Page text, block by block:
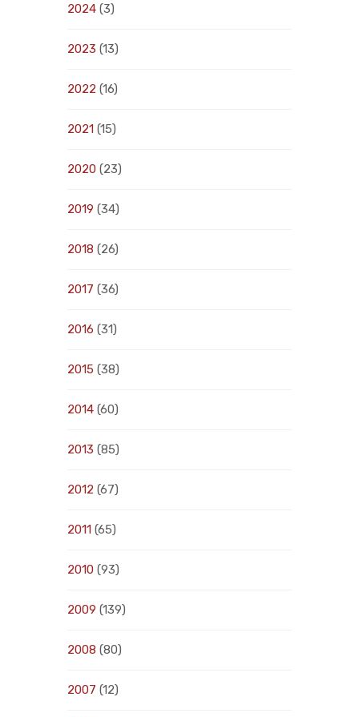
2024 (3)
2023 (13)
2022 (16)
2021 (15)
2020 (23)
2019 (34)
2018 (26)
2017 (36)
2016 (31)
2015 (38)
2014 (60)
2013 (85)
2012 (67)
2011 (65)
2010 (93)
2009 (139)
2008 (80)
2007 (12)